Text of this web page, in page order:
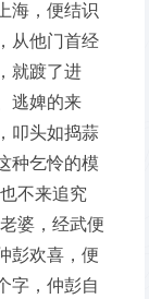
海，便结识
从他门首经
就踱了进
逃婢的来
叩头如捣蒜
种乞怜的模
不来追究
婆，经武便
彭欢喜，便
字，仲彭自